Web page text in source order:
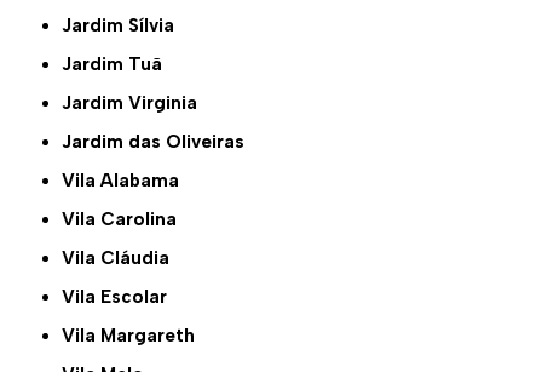
Jardim Sílvia
Jardim Tuã
Jardim Virginia
Jardim das Oliveiras
Vila Alabama
Vila Carolina
Vila Cláudia
Vila Escolar
Vila Margareth